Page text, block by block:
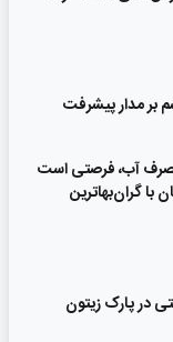
بر مدار پیشرفت
آب، فرصتی است
با گران‌بهاترین
در پارک زیتون